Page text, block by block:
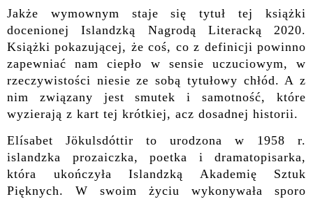
Jakże wymownym staje się tytuł tej książki
docenionej Islandzką Nagrodą Literacką 2020.
Książki pokazującej, że coś, co z definicji powinno
zapewniać nam ciepło w sensie uczuciowym, w
rzeczywistości niesie ze sobą tytułowy chłód. A z
nim związany jest smutek i samotność, które
wyzierają z kart tej krótkiej, acz dosadnej historii.
Elísabet Jökulsdóttir to urodzona w 1958 r.
islandzka prozaiczka, poetka i dramatopisarka,
która ukończyła Islandzką Akademię Sztuk
Pięknych. W swoim życiu wykonywała sporo